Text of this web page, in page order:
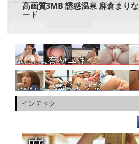
高画質3MB 誘惑温泉 麻倉まりな
ード
インテック